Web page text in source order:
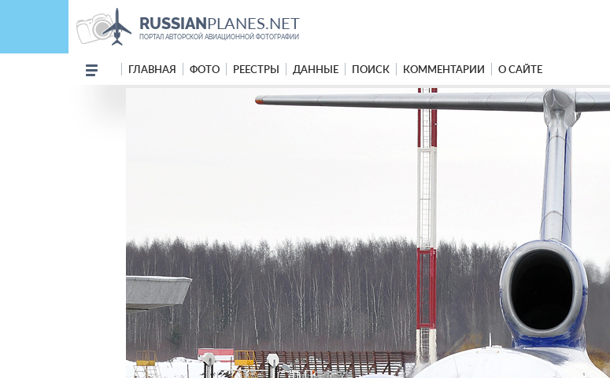
RUSSIANPLANES.NET
ПОРТАЛ АВТОРСКОЙ АВИАЦИОННОЙ ФОТОГРАФИИ
ГЛАВНАЯ ФОТО РЕЕСТРЫ ДАННЫЕ ПОИСК КОММЕНТАРИИ О САЙТЕ